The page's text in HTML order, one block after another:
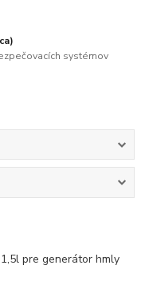
systémov
pre generátor hmly